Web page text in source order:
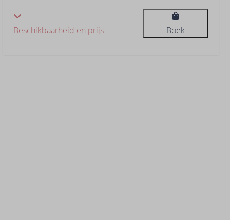
Beschikbaarheid en prijs Boek